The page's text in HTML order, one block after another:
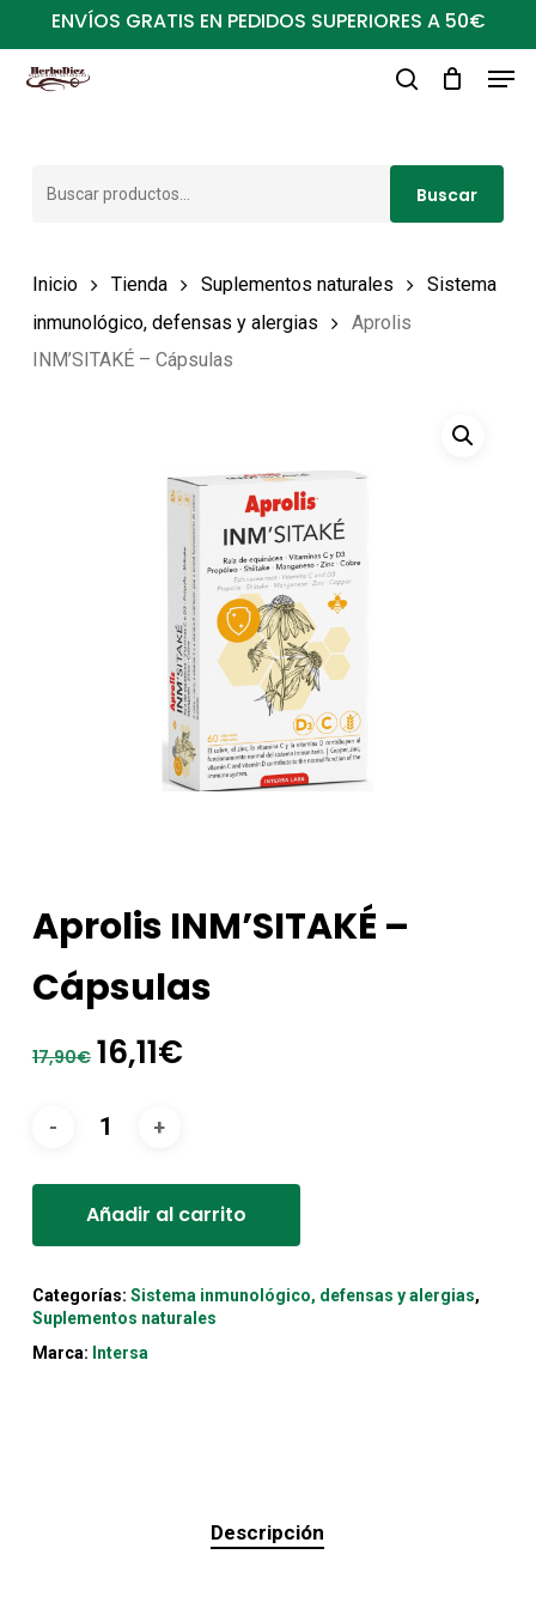
al
contenido
ENVÍOS GRATIS EN PEDIDOS SUPERIORES A 50€
Buscar
Inicio Tienda Suplementos naturales
Sistema
inmunológico, defensas y alergias
Aprolis
INM’SITAKÉ – Cápsulas
Aprolis INM’SITAKÉ –
Cápsulas
17,90€ El
original
17,90€.
16,11€El
16,11€.
Añadir al carrito
Categorías: Sistema inmunológico, defensas y alergias,
Suplementos naturales
Marca: Intersa
Descripción
Close